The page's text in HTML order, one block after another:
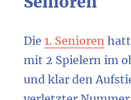
Die1. Senioren
mit 2 Spielern im
und klar den